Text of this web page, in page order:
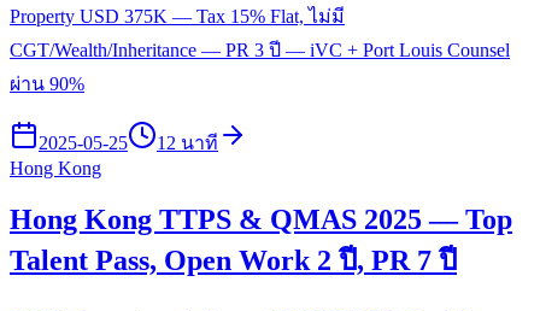
Property USD 375K — Tax 15% Flat, ไม่มี
CGT/Wealth/Inheritance — PR 3 ปี — iVC + Port Louis Counsel
ผ่าน 90%
2025-05-25
12 นาที
Hong Kong
Hong Kong TTPS & QMAS 2025 — Top
Talent Pass, Open Work 2 ปี, PR 7 ปี